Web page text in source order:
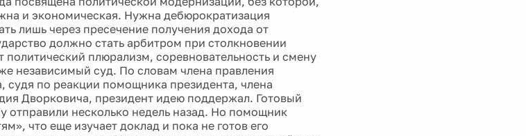
и экономическая. Нужна дебюрократизация
лишь через пресечение получения дохода от
должно стать арбитром при столкновении
политический плюрализм, соревновательность и смену
независимый суд. По словам члена правления
судя по реакции помощника президента, члена
Дворковича, президент идею поддержал. Готовый
отправили несколько недель назад. Но помощник
что еще изучает доклад и пока не готов его